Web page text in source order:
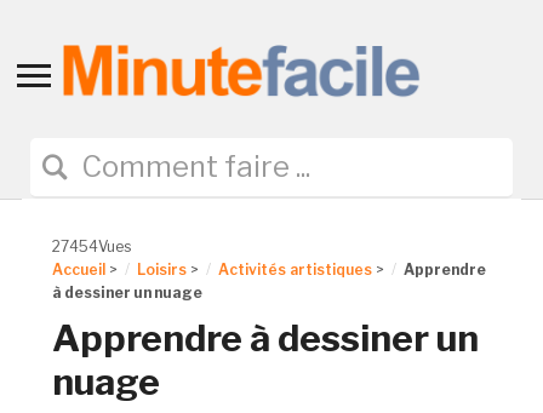
Toggle
navigation
27454Vues
Accueil > Loisirs > Activités artistiques >
Apprendre
à dessiner un nuage
Apprendre à dessiner un
nuage